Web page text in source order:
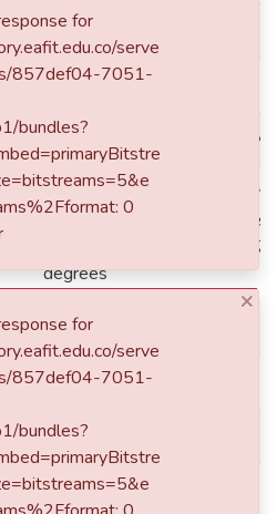
Castaño Yépes, Catalina
Henao Cálad, Mónica
González Pinos, Ricardo David
Medellín de: Lat: 06 15 00 N
Lat: 6.2500 decimal
W degrees minutes Long: -
degrees
rgonza13@eafit.edu.co
2016-06-29T15:04:42Z
2016-06-29T15:04:42Z
2015
response for
serve
857def04-7051-
bundles?
0
×
response for
serve
items/857def04-7051-
bundles?
0